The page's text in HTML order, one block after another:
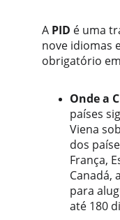
A PID é uma
nove idiomas
obrigatório
Onde a
países
Viena
dos
França,
Canadá,
para
até 180